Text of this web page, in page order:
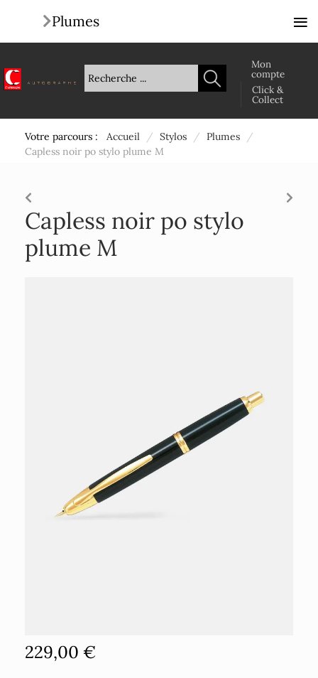
Mon
compte
Click &
Collect
Votre parcours : Accueil / Stylos / Plumes
/
Capless noir po stylo plume M
Capless noir po stylo
plume M
229,00 €
Plumes ≡